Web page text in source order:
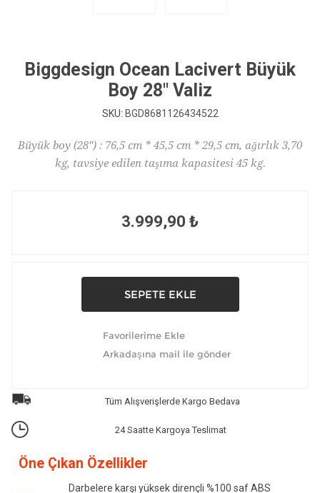
Biggdesign Ocean Lacivert Büyük
Boy 28" Valiz
SKU: BGD8681126434522
Büyük boy (28") : 76,5 cm * 45,5 cm * 29,5 cm, ağırlık 3,70
kg, tavsiye edilen taşıma kapasitesi 45 kg.
3.999,90 ₺
Tüm Alışverişlerde Kargo Bedava
24 Saatte Kargoya Teslimat
Öne Çıkan Özellikler
Darbelere karşı yüksek dirençli %100 saf ABS